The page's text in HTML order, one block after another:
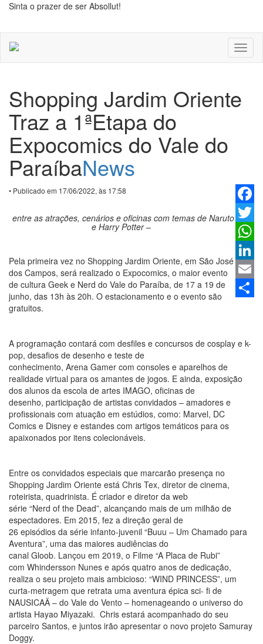
Sinta o prazer de ser Absollut!
Shopping Jardim Oriente
Traz a 1ªEtapa do
Expocomics do Vale do
ParaíbaNews
• Publicado em 17/06/2022, às 17:58
Twitter
Email
entre as atrações, cenários e oficinas com temas de Naruto
e Harry Potter –
Pela primeira vez no Shopping Jardim Oriente, em São José
dos Campos, será realizado o Expocomics, o maior evento
de cultura Geek e Nerd do Vale do Paraíba, de 17 a 19 de
junho, das 13h às 20h. O estacionamento e o evento são
gratuitos.
A programação contará com desfiles e concursos de cosplay e k-
pop, desafios de desenho e teste de
conhecimento, Arena Gamer com consoles e aparelhos de
realidade virtual para os amantes de jogos. E ainda, exposição
dos alunos da escola de artes IMAGO, oficinas de
desenho, participação de artistas convidados – amadores e
profissionais com atuação em estúdios, como: Marvel, DC
Comics e Disney e estandes com artigos temáticos para os
apaixonados por itens colecionáveis.
Entre os convidados especiais que marcarão presença no
Shopping Jardim Oriente está Chris Tex, diretor de cinema,
roteirista, quadrinista. É criador e diretor da web
série “Nerd of the Dead”, alcançando mais de um milhão de
espectadores. Em 2015, fez a direção geral de
26 episódios da série infanto-juvenil “Buuu – Um Chamado para
Aventura”, uma das maiores audiências do
canal Gloob. Lançou em 2019, o Filme “A Placa de Rubi”
com Whindersson Nunes e após quatro anos de dedicação,
realiza o seu projeto mais ambicioso: “WIND PRINCESS”, um
curta-metragem que retrata uma aventura épica sci- fi de
NAUSICAÄ – do Vale do Vento – homenageando o universo do
artista Hayao Miyazaki. Chris estará acompanhado do seu
parceiro Santos, e juntos irão apresentar o novo projeto Samuray
Doggy.